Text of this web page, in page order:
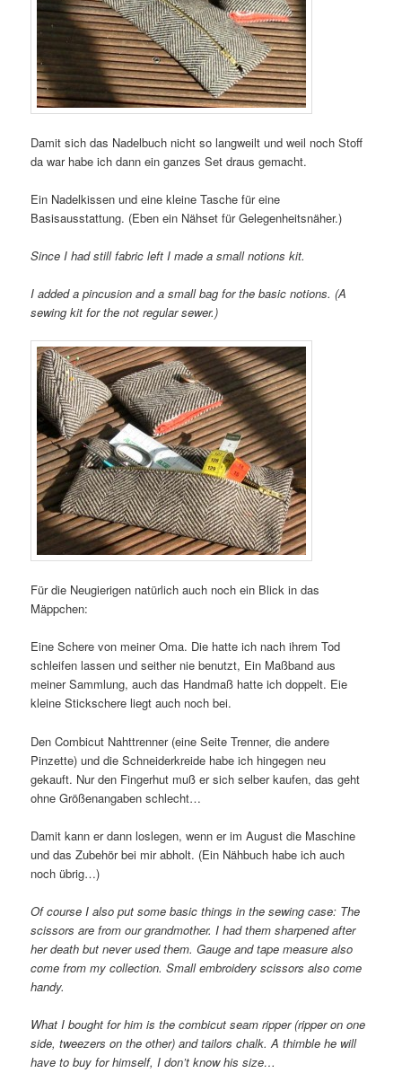
Damit sich das Nadelbuch nicht so langweilt und weil noch Stoff
da war habe ich dann ein ganzes Set draus gemacht.
Ein Nadelkissen und eine kleine Tasche für eine
Basisausstattung. (Eben ein Nähset für Gelegenheitsnäher.)
Since I had still fabric left I made a small notions kit.
I added a pincusion and a small bag for the basic notions. (A
sewing kit for the not regular sewer.)
Für die Neugierigen natürlich auch noch ein Blick in das
Mäppchen:
Eine Schere von meiner Oma. Die hatte ich nach ihrem Tod
schleifen lassen und seither nie benutzt, Ein Maßband aus
meiner Sammlung, auch das Handmaß hatte ich doppelt. Eie
kleine Stickschere liegt auch noch bei.
Den Combicut Nahttrenner (eine Seite Trenner, die andere
Pinzette) und die Schneiderkreide habe ich hingegen neu
gekauft. Nur den Fingerhut muß er sich selber kaufen, das geht
ohne Größenangaben schlecht…
Damit kann er dann loslegen, wenn er im August die Maschine
und das Zubehör bei mir abholt. (Ein Nähbuch habe ich auch
noch übrig…)
Of course I also put some basic things in the sewing case: The
scissors are from our grandmother. I had them sharpened after
her death but never used them. Gauge and tape measure also
come from my collection. Small embroidery scissors also come
handy.
What I bought for him is the combicut seam ripper (ripper on one
side, tweezers on the other) and tailors chalk. A thimble he will
have to buy for himself, I don’t know his size…